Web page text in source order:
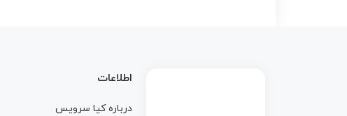
اطلاعات
درباره کيا سرويس